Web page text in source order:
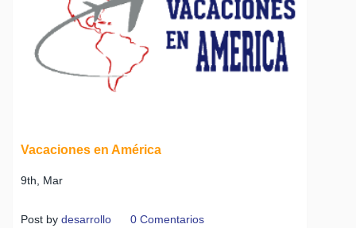
Vacaciones en América
9th, Mar
Post by desarrollo 0 Comentarios